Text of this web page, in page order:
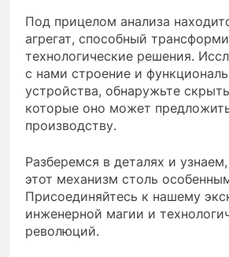
Под прицелом анализа
агрегат, способный
технологические решения.
с нами строение и
устройства, обнаружьте
которые оно может
производству.
Разберемся в деталях и
этот механизм столь
Присоединяйтесь к нашему
инженерной магии и
революций.